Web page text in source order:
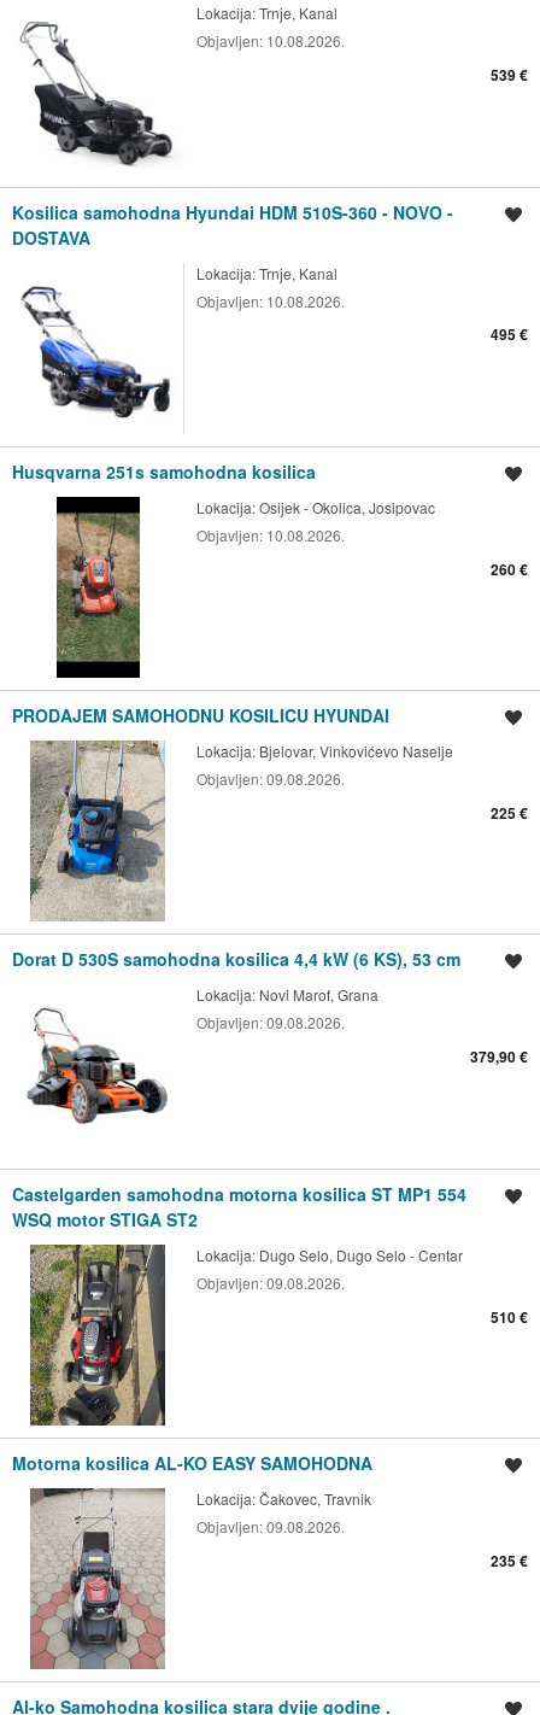
Lokacija:Trnje, Kanal
Objavljen: 10.08.2026.
539 €
Kosilica samohodna Hyundai HDM 510S-360 - NOVO -
DOSTAVA
Lokacija:Trnje, Kanal
Objavljen: 10.08.2026.
495 €
Husqvarna 251s samohodna kosilica
Lokacija:Osijek - Okolica, Josipovac
Objavljen: 10.08.2026.
260 €
PRODAJEM SAMOHODNU KOSILICU HYUNDAI
Lokacija: Bjelovar, Vinkovićevo Naselje
Objavljen:09.08.2026.
225 €
Dorat D 530S samohodna kosilica 4,4 kW (6 KS), 53 cm
Lokacija: Novi Marof, Grana
Objavljen:09.08.2026.
379,90 €
Castelgarden samohodna motorna kosilica ST MP1 554
WSQ motor STIGA ST2
Lokacija: Dugo Selo, Dugo Selo - Centar
Objavljen:09.08.2026.
510 €
Motorna kosilica AL-KO EASY SAMOHODNA
Lokacija:Čakovec, Travnik
Objavljen:09.08.2026.
235 €
Al-ko Samohodna kosilica stara dvije godine .